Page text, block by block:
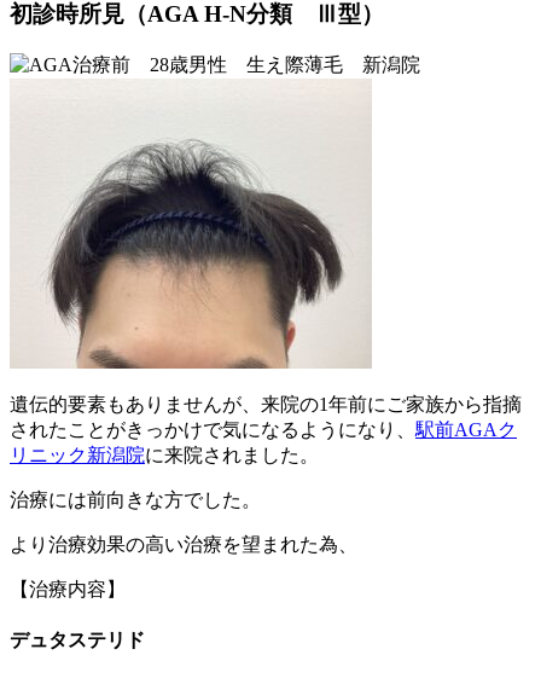
初診時所見（AGA H-N分類 Ⅲ型）
遺伝的要素もありませんが、来院の1年前にご家族から指摘
されたことがきっかけで気になるようになり、 駅前AGAク
リニック新潟院に来院されました。
治療には前向きな方でした。
より治療効果の高い治療を望まれた為、
【治療内容】
デュタステリド